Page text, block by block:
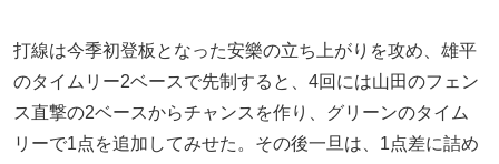
打線は今季初登板となった安樂の立ち上がりを攻め、雄平
のタイムリー2ベースで先制すると、4回には山田のフェン
ス直撃の2ベースからチャンスを作り、グリーンのタイム
リーで1点を追加してみせた。その後一旦は、1点差に詰め